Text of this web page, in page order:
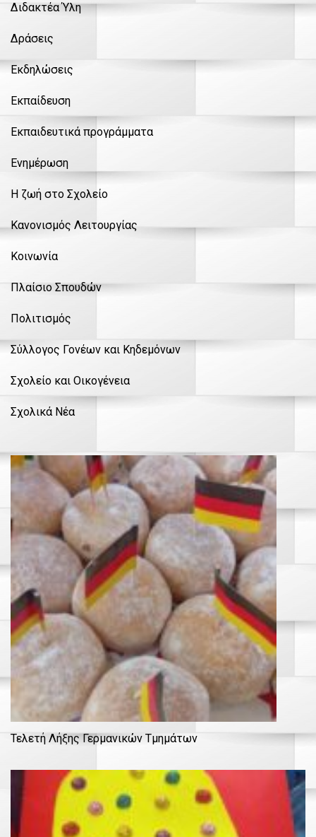
Διδακτέα Ύλη
Δράσεις
Εκδηλώσεις
Εκπαίδευση
Εκπαιδευτικά προγράμματα
Ενημέρωση
Η ζωή στο Σχολείο
Κανονισμός Λειτουργίας
Κοινωνία
Πλαίσιο Σπουδών
Πολιτισμός
Σύλλογος Γονέων και Κηδεμόνων
Σχολείο και Οικογένεια
Σχολικά Νέα
Τελετή Λήξης Γερμανικών Τμημάτων